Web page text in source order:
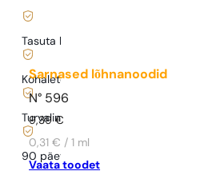
Sarnased lõhnanoodid
N° 596
9,39€
0,31 € / 1 ml
Vaata toodet
Tasuta kohaletoimetamine alates
Kohaletoimetamine alates0,77 €
Turvaline ostlemine ja maksed
90 päeva